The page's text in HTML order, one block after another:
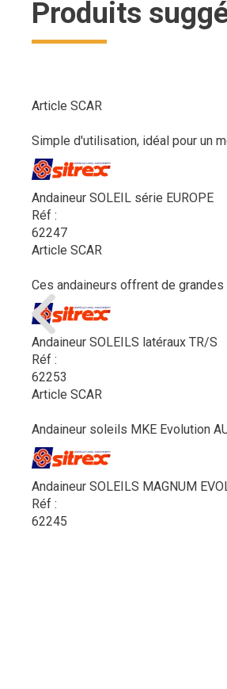
Produits
Article SCAR
Simple d'utilisation, idéal pour un
Andaineur SOLEIL série EUROPE
Réf :
62247
Article SCAR
Ces andaineurs offrent de
Andaineur SOLEILS latéraux TR/S
Réf :
62253
Article SCAR
Andaineur soleils MKE Evolution
Andaineur SOLEILS MAGNUM
Réf :
62245